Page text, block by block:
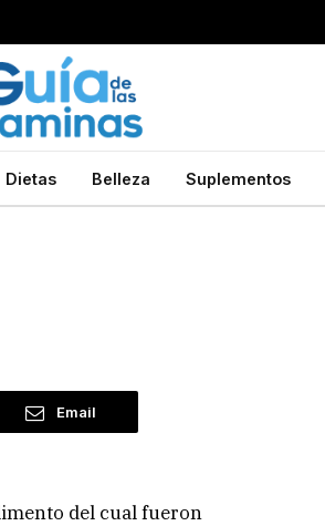
Dietas Belleza Suplementos
Email
del cual fueron